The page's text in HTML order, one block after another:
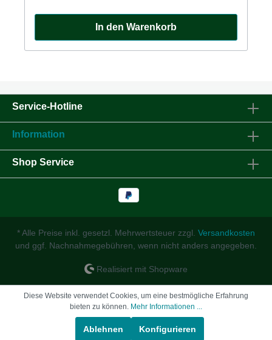
In den Warenkorb
Service-Hotline
Information
Shop Service
* Alle Preise inkl. gesetzl. Mehrwertsteuer zzgl. Versandkosten
und ggf. Nachnahmegebühren, wenn nicht anders angegeben.
Realisiert mit Shopware
Diese Website verwendet Cookies, um eine bestmögliche Erfahrung
bieten zu können. Mehr Informationen ...
Ablehnen Konfigurieren